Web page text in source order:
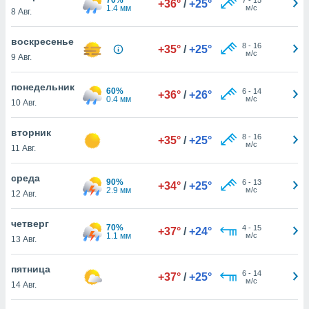
действия
рекламу
нашей
cookie
cookie
в
нашего
8 Авг.
1.4 мм
+36° / +25°
м/с
воскресенье
9 Авг.
+35° / +25° 8- 16
м/с
понедельник
10 Авг.
60%
0.4 мм
+36° / +26° 6- 14
м/с
вторник
11 Авг.
+35° / +25° 8- 16
м/с
среда
12 Авг.
90%
2.9 мм
+34° / +25° 6- 13
м/с
четверг
13 Авг.
70%
1.1 мм
+37° / +24° 4- 15
м/с
пятница
14 Авг.
+37° / +25° 6- 14
м/с